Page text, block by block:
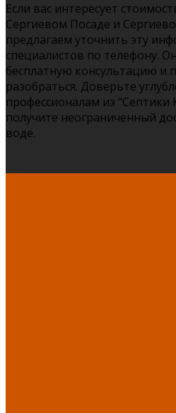
Если вас интересует
Сергиевом Посаде и
предлагаем уточнить эту
специалистов по телефону.
бесплатную консультацию и
разобраться. Доверьте
профессионалам из
получите неограниченный
воде.